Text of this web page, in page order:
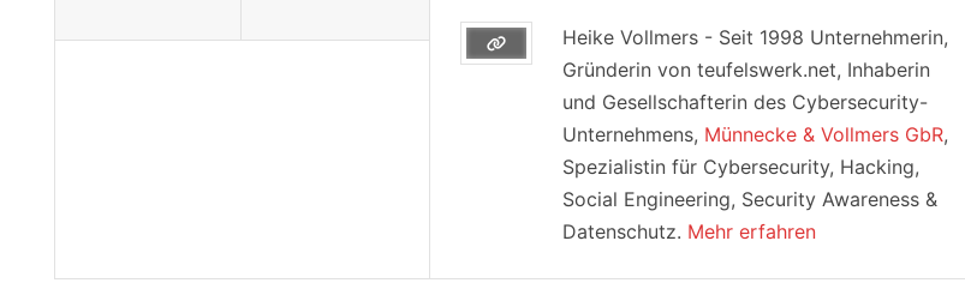
Heike Vollmers - Seit 1998 Unternehmerin,
Gründerin von teufelswerk.net, Inhaberin
und Gesellschafterin des Cybersecurity-
Unternehmens, Münnecke & Vollmers GbR,
Spezialistin für Cybersecurity, Hacking,
Social Engineering, Security Awareness &
Datenschutz. Mehr erfahren